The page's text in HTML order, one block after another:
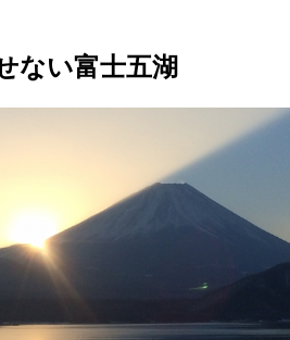
ない富士五湖